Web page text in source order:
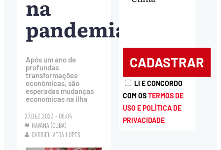
na
pandemia
Após um ano de
profundas
transformações
econômicas, são
esperadas mudanças
economicas na ilha
27.DEZ.2023 - 06:04
HAVANA (CUBA)
GABRIEL VERA LOPES
LI E CONCORDO
COM OSTERMOS DE
USO E POLÍTICA DE
PRIVACIDADE